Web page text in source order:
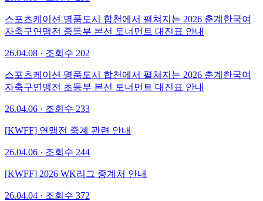
스포츠케이션 명품도시 합천에서 펼쳐지는 2026 춘계한국여
자축구연맹전 중등부 본선 토너먼트 대진표 안내
26.04.08 · 조회수 202
스포츠케이션 명품도시 합천에서 펼쳐지는 2026 춘계한국여
자축구연맹전 초등부 본선 토너먼트 대진표 안내
26.04.06 · 조회수 233
[KWFF] 연맹전 중계 관련 안내
26.04.06 · 조회수 244
[KWFF] 2026 WK리그 중계처 안내
26.04.04 · 조회수 372